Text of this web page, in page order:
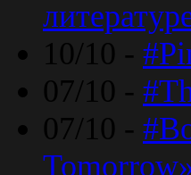
10/10 -
07/10 -
07/10 -